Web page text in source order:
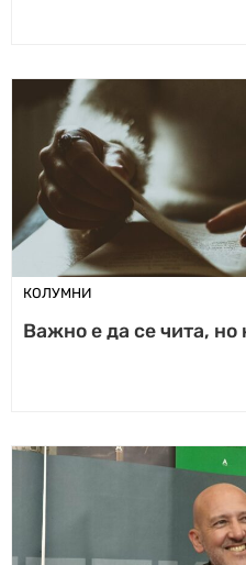
КОЛУМНИ
Важно е да се чита, но